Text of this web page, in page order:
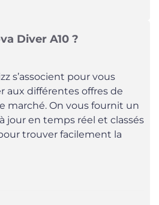
Diver A10 ?
s’associent pour vous
aux différentes offres de
marché. On vous fournit un
jour en temps réel et classés
trouver facilement la